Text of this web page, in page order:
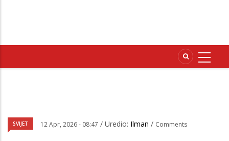
SVIJET 12 Apr, 2026 - 08:47 / Uredio: Ilman / Comments